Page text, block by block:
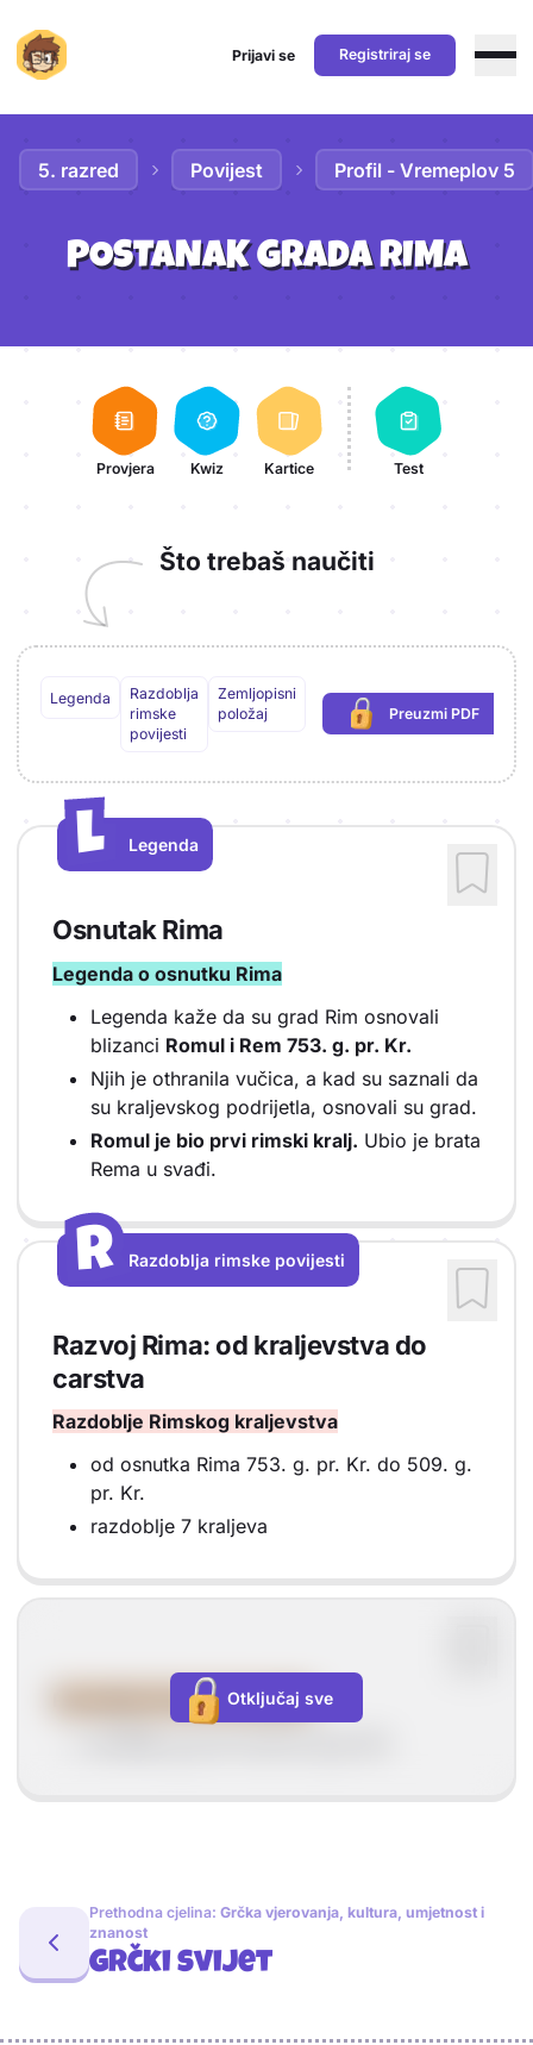
Prijavi se Registriraj se
5. razred Povijest Profil - Vremeplov 5
POSTANAK GRADA RIMA
Aktivnosti lekcije
Provjera Kwiz Kartice Test
Što trebaš naučiti
Legenda
Razdoblja
rimske
povijesti
Zemljopisni
položaj
Preuzmi PDF
(potrebna
L
L
Legenda
Osnutak Rima
Legenda o osnutku Rima
Legenda kaže da su grad Rim osnovali
blizanci Romul i Rem 753. g. pr. Kr.
Njih je othranila vučica, a kad su saznali da
su kraljevskog podrijetla, osnovali su grad.
Romul je bio prvi rimski kralj. Ubio je brata
Rema u svađi.
R
R
Razdoblja rimske povijesti
Razvoj Rima: od kraljevstva do
carstva
Razdoblje Rimskog kraljevstva
od osnutka Rima 753. g. pr. Kr. do 509. g.
pr. Kr.
razdoblje 7 kraljeva
Razdoblje Rimske Republike
Otključaj sve
Prethodna cjelina: Grčka vjerovanja, kultura, umjetnost i
znanost
Grčki svijet